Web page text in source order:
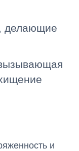
делающие
и